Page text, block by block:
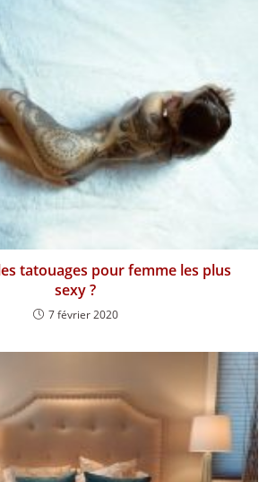
tatouages pour femme les plus
sexy ?
7 février 2020